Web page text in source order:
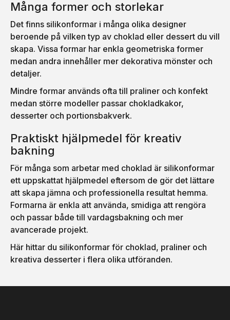
Många former och storlekar
Det finns silikonformar i många olika designer
beroende på vilken typ av choklad eller dessert du vill
skapa. Vissa formar har enkla geometriska former
medan andra innehåller mer dekorativa mönster och
detaljer.
Mindre formar används ofta till praliner och konfekt
medan större modeller passar chokladkakor,
desserter och portionsbakverk.
Praktiskt hjälpmedel för kreativ
bakning
För många som arbetar med choklad är silikonformar
ett uppskattat hjälpmedel eftersom de gör det lättare
att skapa jämna och professionella resultat hemma.
Formarna är enkla att använda, smidiga att rengöra
och passar både till vardagsbakning och mer
avancerade projekt.
Här hittar du silikonformar för choklad, praliner och
kreativa desserter i flera olika utföranden.